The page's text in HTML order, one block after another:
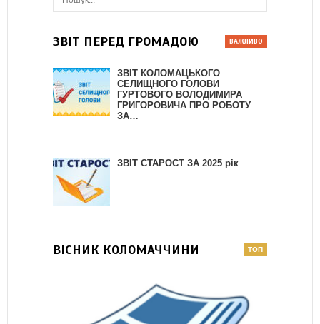
ЗВІТ ПЕРЕД ГРОМАДОЮ
ЗВІТ КОЛОМАЦЬКОГО
СЕЛИЩНОГО ГОЛОВИ
ГУРТОВОГО ВОЛОДИМИРА
ГРИГОРОВИЧА ПРО РОБОТУ
ЗА…
ЗВІТ СТАРОСТ ЗА 2025 рік
ВІСНИК КОЛОМАЧЧИНИ